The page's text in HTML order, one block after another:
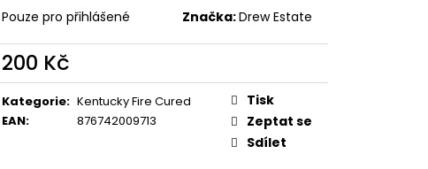
Pouze pro přihlášené Značka:Drew Estate
200 Kč
Měrná
cena:
Kategorie: Kentucky Fire Cured
EAN: 876742009713
Tisk
Zeptat se
Sdílet